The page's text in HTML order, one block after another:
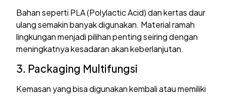
Bahan seperti PLA (Polylactic Acid) dan kertas daur
ulang semakin banyak digunakan. Material ramah
lingkungan menjadi pilihan penting seiring dengan
meningkatnya kesadaran akan keberlanjutan.
3. Packaging Multifungsi
Kemasan yang bisa digunakan kembali atau memiliki